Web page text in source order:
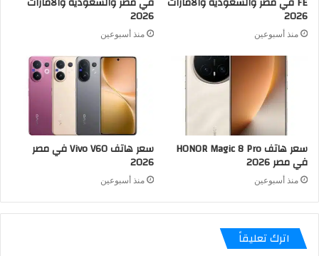
2026
منذ أسبوعين
2026
منذ أسبوعين
سعر هاتف HONOR Magic 8 Pro
في مصر 2026
منذ أسبوعين
سعر هاتف Vivo V60 في مصر
2026
منذ أسبوعين
اترك تعليقاً